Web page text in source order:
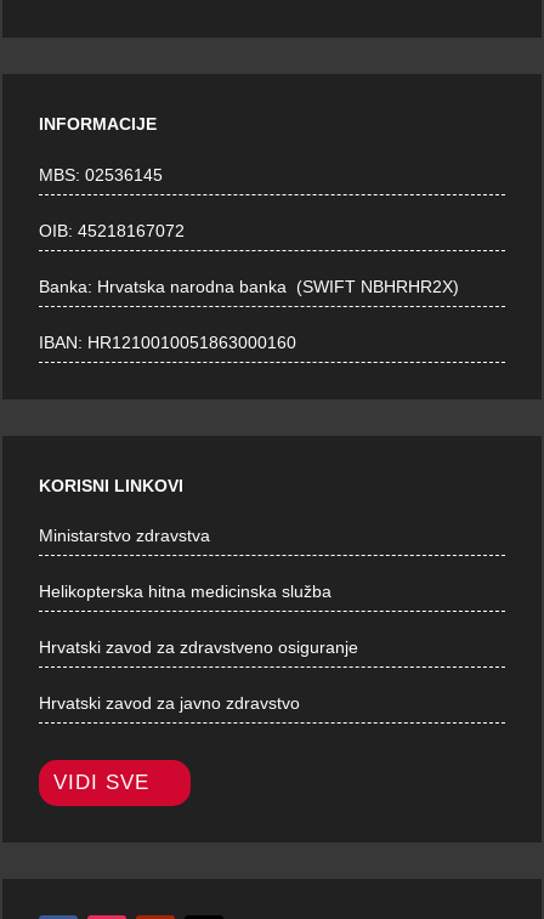
INFORMACIJE
MBS: 02536145
OIB: 45218167072
Banka: Hrvatska narodna banka (SWIFT NBHRHR2X)
IBAN: HR1210010051863000160
KORISNI LINKOVI
Ministarstvo zdravstva
Helikopterska hitna medicinska služba
Hrvatski zavod za zdravstveno osiguranje
Hrvatski zavod za javno zdravstvo
VIDI SVE